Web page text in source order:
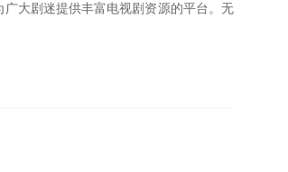
大剧迷提供丰富电视剧资源的平台。无